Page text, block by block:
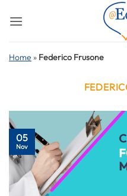
Home » Federico Frusone
05
Nov